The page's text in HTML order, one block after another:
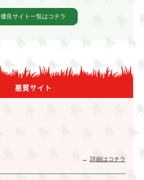
優良サイト一覧はコチラ
悪質サイト
詳細はコチラ